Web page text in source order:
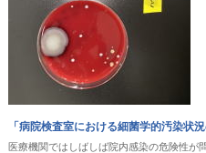
「病院検査室における細菌学的汚染状況
医療機関ではしばしば院内感染の危険性が